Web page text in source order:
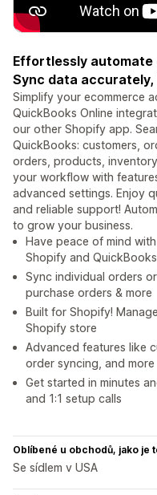
Effortlessly automate
Sync data
Simplify your ecommerce
QuickBooks Online
our other Shopify app.
QuickBooks: customers,
orders, products,
your workflow with
advanced settings. Enjoy
and reliable support!
to grow your business.
Have peace of mind
Shopify and QuickBooks
Sync individual orders
purchase orders & more
Built for Shopify!
Shopify store
Advanced features like
order syncing, and more
Get started in minutes
and 1:1 setup calls
Oblíbené u obchodů, jako je
Se sídlem v USA